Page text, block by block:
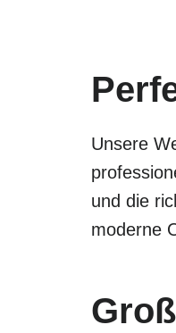
Unsere
und die
moderne